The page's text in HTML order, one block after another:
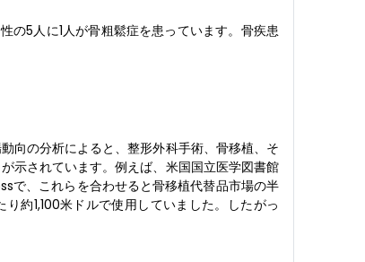
の5人に1人が骨粗鬆症を患っています。骨疾患
向の分析によると、整形外科手術、骨移植、そ
示されています。例えば、米国国立医学図書館
、これらを合わせると骨移植代替品市場の半
約1,100米ドルで使用していました。したがっ